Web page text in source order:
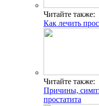
Читайте также:
Как лечить
Читайте также:
Причины,
простатита